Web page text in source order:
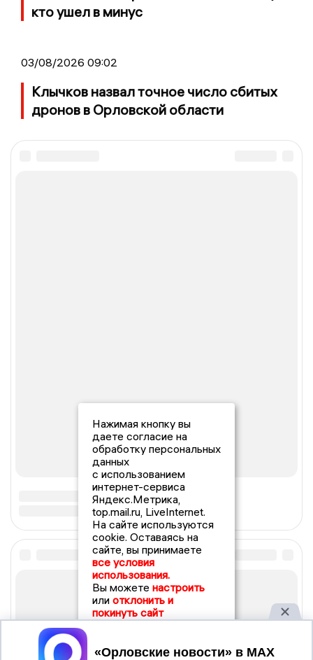
кто ушел в минус
03/08/2026 09:02
Клычков назвал точное число сбитых
дронов в Орловской области
Нажимая кнопку вы
даете согласие на
обработку персональных
данных
с использованием
интернет-сервиса
Яндекс.Метрика,
top.mail.ru, LiveInternet.
На сайте используются
cookie. Оставаясь на
сайте, вы принимаете
все условия
использования.
Вы можете настроить
или отклонить и
покинуть сайт
Принять